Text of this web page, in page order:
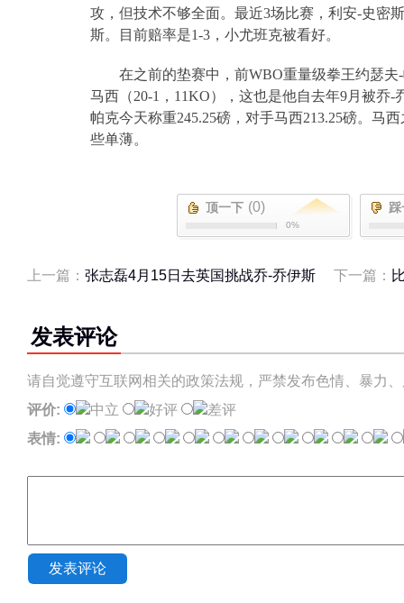
攻，但技术不够全面。最近3场比赛，利安-史密
斯。目前赔率是1-3 ，小尤班克被看好。
在之前的垫赛中，前WBO重量级拳王约瑟夫-
马西（20-1 ， 11KO），这也是他自去年9月被乔-
帕克今天称重245.25磅，对手马西213.25磅。马西
些单薄。
顶一下 (0)
0%
下一篇：
上一篇： 张志磊4月15日去英国挑战乔-乔伊斯
发表评论
请自觉遵守互联网相关的政策法规，严禁发布色情、暴力
评价:
中立 好评
差评
表情:
发表评论